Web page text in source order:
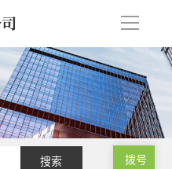
导
拨号